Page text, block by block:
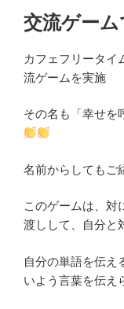
交流ゲー
カフェフリータイ
流ゲームを実施
その名も「幸せを
名前からしてもご
このゲームは、対
渡しして、自分と
自分の単語を伝え
いよう言葉を伝え